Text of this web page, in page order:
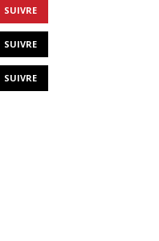
SUIVRE
SUIVRE
SUIVRE